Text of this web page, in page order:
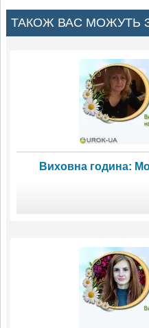
ТАКОЖ ВАС МОЖУТЬ
Виховна година: